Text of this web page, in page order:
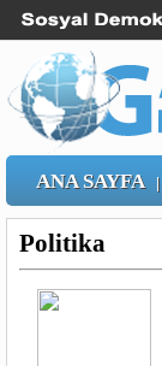
ANA SAYFA |
Politika